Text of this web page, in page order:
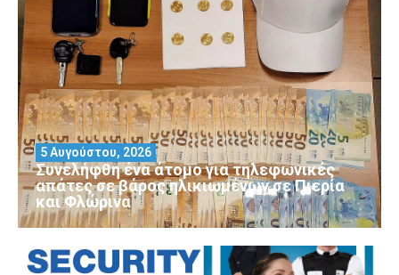
Συνελήφθη ένα άτομο για τηλεφωνικές
απάτες σε βάρος ηλικιωμένων σε Πιερία
και Φλώρινα
5 Αυγούστου, 2026